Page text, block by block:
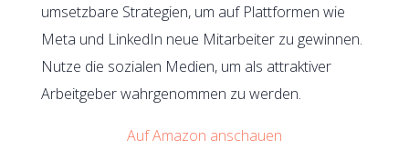
umsetzbare Strategien, um auf Plattformen wie
Meta und LinkedIn neue Mitarbeiter zu gewinnen.
Nutze die sozialen Medien, um als attraktiver
Arbeitgeber wahrgenommen zu werden.
Auf Amazon anschauen